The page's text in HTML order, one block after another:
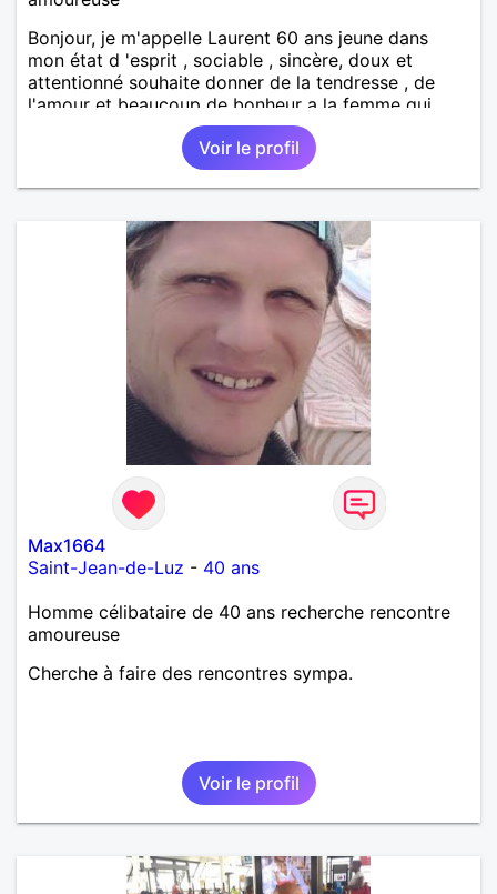
Bonjour, je m'appelle Laurent 60 ans jeune dans
mon état d 'esprit , sociable , sincère, doux et
attentionné souhaite donner de la tendresse , de
l'amour et beaucoup de bonheur a la femme qui
souhaitera partager ma vie . Bientôt en retraite a la
fin de l 'année et libre de toute contrainte. Digne de
confiance à la femme qui voudras m 'en accorder
en toute sincérité. Pour le reste venez me découvrir
Voir le profil
Max1664
Saint-Jean-de-Luz - 40 ans
Homme célibataire de 40 ans recherche rencontre
amoureuse
Cherche à faire des rencontres sympa.
Voir le profil